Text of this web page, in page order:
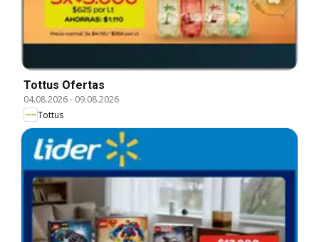
Tottus Ofertas
04.08.2026- 09.08.2026
Tottus